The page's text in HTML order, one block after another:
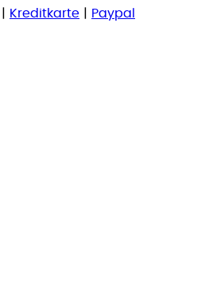
Kreditkarte Paypal